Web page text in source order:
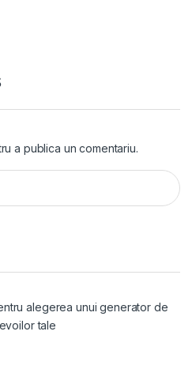
a publica un comentariu.
alegerea unui generator de
tale